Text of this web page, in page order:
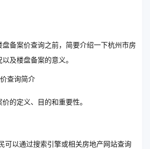
备案价查询之前，简要介绍一下杭州市房
及楼盘备案的意义。
查询简介
的定义、目的和重要性。
可以通过搜索引擎或相关房地产网站查询